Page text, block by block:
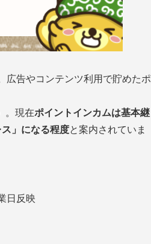
広告やコンテンツ利用で貯めたポ
。現在ポイントインカムは基本継
」になる程度と案内されていま
日反映